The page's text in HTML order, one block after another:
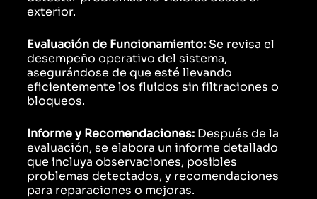
exterior.
Evaluación de Funcionamiento: Se revisa el
desempeño operativo del sistema,
asegurándose de que esté llevando
eficientemente los fluidos sin filtraciones o
bloqueos.
Informe y Recomendaciones: Después de la
evaluación, se elabora un informe detallado
que incluya observaciones, posibles
problemas detectados, y recomendaciones
para reparaciones o mejoras.